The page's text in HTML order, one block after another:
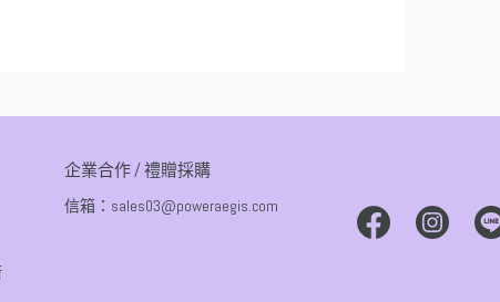
企業合作 / 禮贈採購
信箱：sales03@poweraegis.com